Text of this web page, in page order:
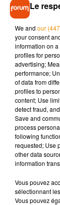
son cancer»,
d’un
de santé,
armes ! Pour
Le
We and our
your consent
information on
profiles for
advertising;
performance;
of data from
profiles to
content; Use
detect fraud,
Save and
process
following
requested; Use
other data
information
Vous pouvez
sélectionnant
Vous pouvez